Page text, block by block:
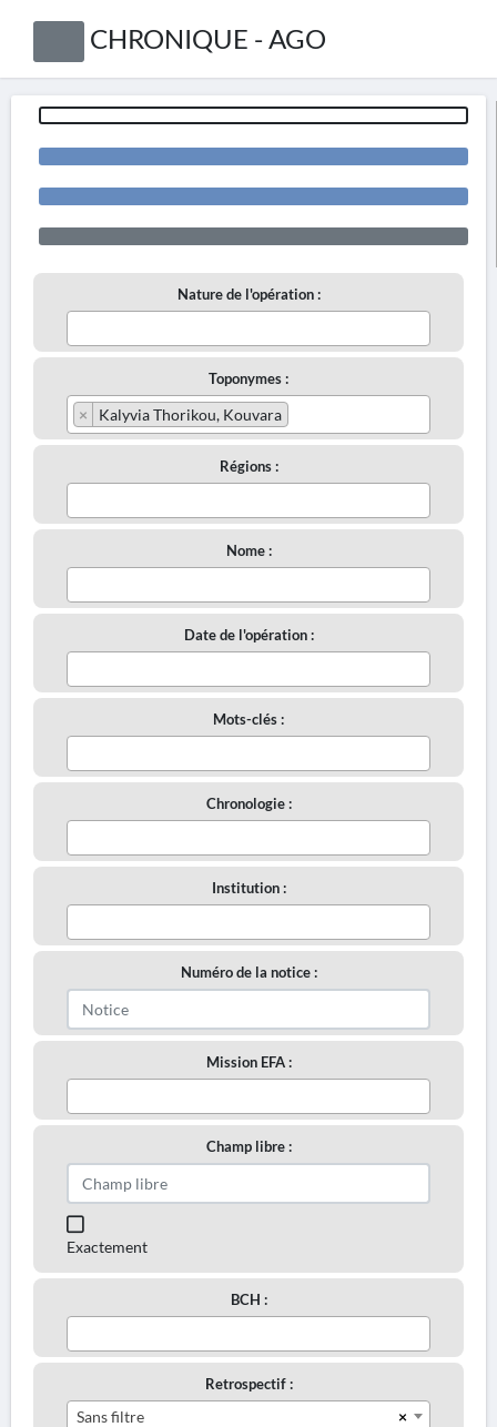
CHRONIQUE - AGO
Nature de l'opération :
Toponymes :
× Kalyvia Thorikou, Kouvara
Régions :
Nome :
Date de l'opération :
Mots-clés :
Chronologie :
Institution :
Numéro de la notice :
Mission EFA :
Champ libre :
Exactement
BCH :
Retrospectif :
×
Sans filtre